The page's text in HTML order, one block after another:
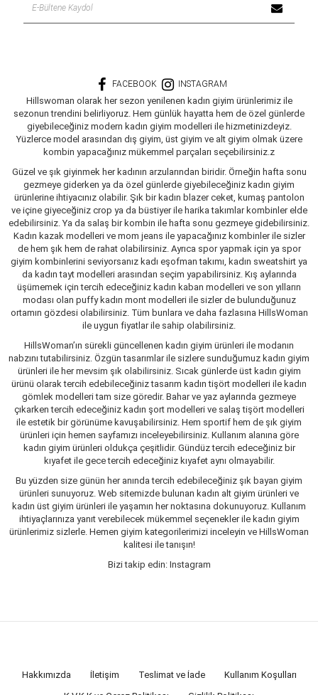
FACEBOOK INSTAGRAM
Hillswoman olarak her sezon yenilenen kadın giyim ürünlerimiz ile
sezonun trendini belirliyoruz. Hem günlük hayatta hem de özel günlerde
giyebileceğiniz modern kadın giyim modelleri ile hizmetinizdeyiz.
Yüzlerce model arasından dış giyim, üst giyim ve alt giyim olmak üzere
kombin yapacağınız mükemmel parçaları seçebilirsiniz.z
Güzel ve şık giyinmek her kadının arzularından biridir. Örneğin hafta sonu
gezmeye giderken ya da özel günlerde giyebileceğiniz kadın giyim
ürünlerine ihtiyacınız olabilir. Şık bir kadın blazer ceket, kumaş pantolon
ve içine giyeceğiniz crop ya da büstiyer ile harika takımlar kombinler elde
edebilirsiniz. Ya da salaş bir kombin ile hafta sonu gezmeye gidebilirsiniz.
Kadın kazak modelleri ve mom jeans ile yapacağınız kombinler ile sizler
de hem şık hem de rahat olabilirsiniz. Ayrıca spor yapmak için ya spor
giyim kombinlerini seviyorsanız kadı eşofman takımı, kadın sweatshirt ya
da kadın tayt modelleri arasından seçim yapabilirsiniz. Kış aylarında
üşümemek için tercih edeceğiniz kadın kaban modelleri ve son yılların
modası olan puffy kadın mont modelleri ile sizler de bulunduğunuz
ortamın gözdesi olabilirsiniz. Tüm bunlara ve daha fazlasına HillsWoman
ile uygun fiyatlar ile sahip olabilirsiniz.
HillsWoman’ın sürekli güncellenen kadın giyim ürünleri ile modanın
nabzını tutabilirsiniz. Özgün tasarımlar ile sizlere sunduğumuz kadın giyim
ürünleri ile her mevsim şık olabilirsiniz. Sıcak günlerde üst kadın giyim
ürünü olarak tercih edebileceğiniz tasarım kadın tişört modelleri ile kadın
gömlek modelleri tam size göredir. Bahar ve yaz aylarında gezmeye
çıkarken tercih edeceğiniz kadın şort modelleri ve salaş tişört modelleri
ile estetik bir görünüme kavuşabilirsiniz. Hem sportif hem de şık giyim
ürünleri için hemen sayfamızı inceleyebilirsiniz. Kullanım alanına göre
kadın giyim ürünleri oldukça çeşitlidir. Gündüz tercih edeceğiniz bir
kıyafet ile gece tercih edeceğiniz kıyafet aynı olmayabilir.
Bu yüzden size günün her anında tercih edebileceğiniz şık bayan giyim
ürünleri sunuyoruz. Web sitemizde bulunan kadın alt giyim ürünleri ve
kadın üst giyim ürünleri ile yaşamın her noktasına dokunuyoruz. Kullanım
ihtiyaçlarınıza yanıt verebilecek mükemmel seçenekler ile kadın giyim
ürünlerimiz sizlerle. Hemen giyim kategorilerimizi inceleyin ve HillsWoman
kalitesi ile tanışın!
Bizi takip edin: Instagram
Hakkımızda İletişim Teslimat ve İade
Kullanım Koşulları